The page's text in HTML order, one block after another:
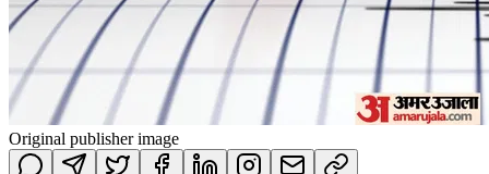
Original publisher image